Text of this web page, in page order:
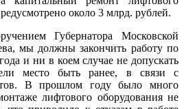
около 3 млрд. рублей.
Губернатора Московской
мы должны закончить работу по
и ни в коем случае не допускать
место быть ранее, в связи с
В прошлом году было много
лифтового оборудования не